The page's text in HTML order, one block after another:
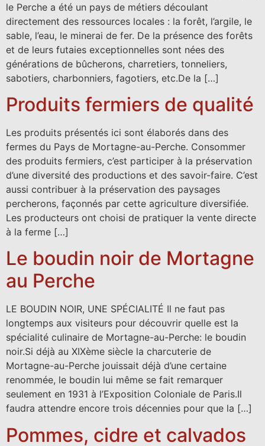
le Perche a été un pays de métiers découlant
directement des ressources locales : la forêt, l’argile, le
sable, l’eau, le minerai de fer. De la présence des forêts
et de leurs futaies exceptionnelles sont nées des
générations de bûcherons, charretiers, tonneliers,
sabotiers, charbonniers, fagotiers, etc.De la […]
Produits fermiers de qualité
Les produits présentés ici sont élaborés dans des
fermes du Pays de Mortagne-au-Perche. Consommer
des produits fermiers, c’est participer à la préservation
d’une diversité des productions et des savoir-faire. C’est
aussi contribuer à la préservation des paysages
percherons, façonnés par cette agriculture diversifiée.
Les producteurs ont choisi de pratiquer la vente directe
à la ferme […]
Le boudin noir de Mortagne
au Perche
LE BOUDIN NOIR, UNE SPÉCIALITÉ Il ne faut pas
longtemps aux visiteurs pour découvrir quelle est la
spécialité culinaire de Mortagne-au-Perche: le boudin
noir.Si déjà au XIXème siècle la charcuterie de
Mortagne-au-Perche jouissait déjà d’une certaine
renommée, le boudin lui même se fait remarquer
seulement en 1931 à l’Exposition Coloniale de Paris.Il
faudra attendre encore trois décennies pour que la […]
Pommes, cidre et calvados